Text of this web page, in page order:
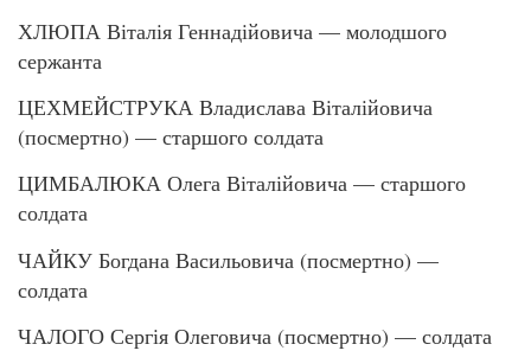
ХЛЮПА Віталія Геннадійовича — молодшого
сержанта
ЦЕХМЕЙСТРУКА Владислава Віталійовича
(посмертно) — старшого солдата
ЦИМБАЛЮКА Олега Віталійовича — старшого
солдата
ЧАЙКУ Богдана Васильовича (посмертно) —
солдата
ЧАЛОГО Сергія Олеговича (посмертно) — солдата